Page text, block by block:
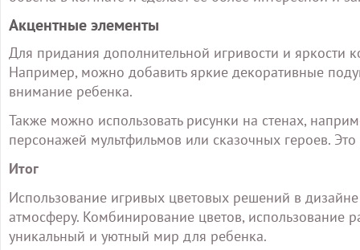
Акцентные элементы
Для придания дополнительной игривости и яркости
Например, можно добавить яркие декоративные
внимание ребенка.
Также можно использовать рисунки на стенах,
персонажей мультфильмов или сказочных героев.
Итог
Использование игривых цветовых решений в
атмосферу. Комбинирование цветов, использование
уникальный и уютный мир для ребенка.